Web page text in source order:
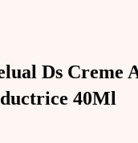
Ds Creme
40Ml